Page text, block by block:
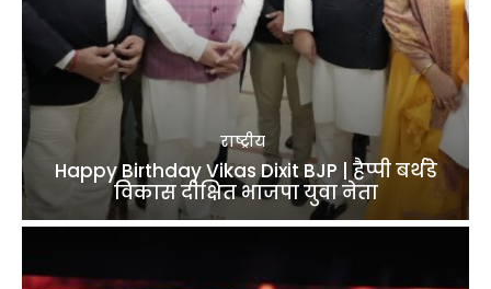
राष्ट्रीय
Happy Birthday Vikas Dixit BJP | हैप्पी बर्थडे
विकास दीक्षित भाजपा युवा नेता